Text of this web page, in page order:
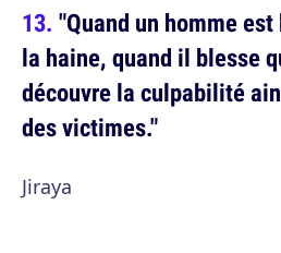
"Quand un homme
la haine, quand il blesse
découvre la culpabilité
des victimes."
Jiraya